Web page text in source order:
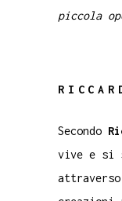
piccola
Secondo
vive e si